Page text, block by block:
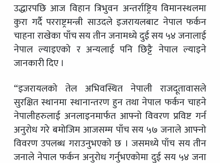
उद्धारपछि आज विहान त्रिभुवन अन्तर्राष्ट्रिय विमानस्थलमा
कुरा गर्दै परराष्ट्रमन्त्री साउदले इजरायलबाट नेपाल फर्कन
चाहना राखेका पाँच सय तीन जनामध्ये दुई सय ५४ जनालाई
नेपाल ल्याइएको र अन्यलाई पनि छिट्टै नेपाल ल्याइने
जानकारी दिए ।
“इजरायलको तेल अभिवस्थित नेपाली राजदूतावासले
सुरक्षित स्थानमा स्थानान्तरण हुन तथा नेपाल फर्कन चाहने
नेपालीहरुलाई अनलाइनमार्फत आफ्नो विवरण प्रविष्ट गर्न
अनुरोध गरे बमोजिम आजसम्म पाँच सय ५७ जनाले आफ्नो
विवरण उपलब्ध गराउनुभएको छ । जसमध्ये पाँच सय तीन
जनाले नेपाल फर्कन अनुरोध गर्नुभएकोमा दुई सय ५४ जना